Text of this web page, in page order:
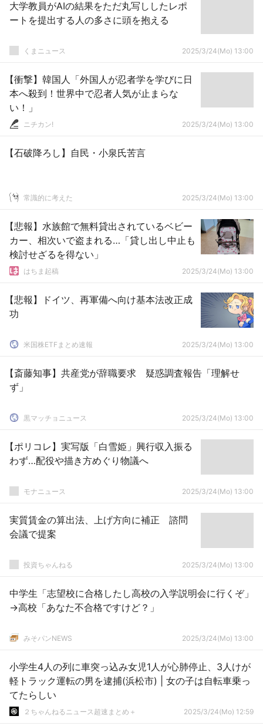
大学教員がAIの結果をただ丸写ししたレポ
ートを提出する人の多さに頭を抱える
くまニュース 2025/3/24(Mo) 13:00
【衝撃】韓国人「外国人が忍者学を学びに日
本へ殺到！世界中で忍者人気が止まらな
い！」
ニチカン! 2025/3/24(Mo) 13:00
【石破降ろし】自民・小泉氏苦言
常識的に考えた 2025/3/24(Mo) 13:00
【悲報】水族館で無料貸出されているベビー
カー、相次いで盗まれる…「貸し出し中止も
検討せざるを得ない」
はちま起稿 2025/3/24(Mo) 13:00
【悲報】ドイツ、再軍備へ向け基本法改正成
功
米国株ETFまとめ速報 2025/3/24(Mo) 13:00
【斎藤知事】共産党が辞職要求 疑惑調査報告「理解せ
ず」
黒マッチョニュース 2025/3/24(Mo) 13:00
【ポリコレ】実写版「白雪姫」興行収入振る
わず…配役や描き方めぐり物議へ
モナニュース 2025/3/24(Mo) 13:00
実質賃金の算出法、上げ方向に補正 諮問
会議で提案
投資ちゃんねる 2025/3/24(Mo) 13:00
中学生「志望校に合格したし高校の入学説明会に行くぞ」
→高校「あなた不合格ですけど？」
みそパンNEWS 2025/3/24(Mo) 13:00
小学生4人の列に車突っ込み女児1人が心肺停止、3人けが
軽トラック運転の男を逮捕(浜松市) | 女の子は自転車乗っ
てたらしい
２ちゃんねるニュース超速まとめ＋ 2025/3/24(Mo) 12:59